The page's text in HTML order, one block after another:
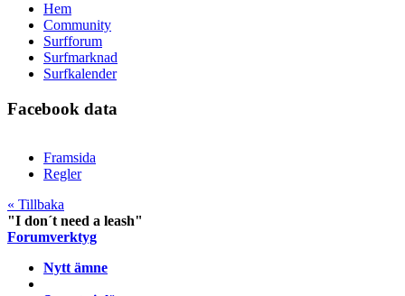
Hem
Community
Surfforum
Surfmarknad
Surfkalender
Facebook data
Framsida
Regler
« Tillbaka
"I don´t need a leash"
Forumverktyg
Nytt ämne